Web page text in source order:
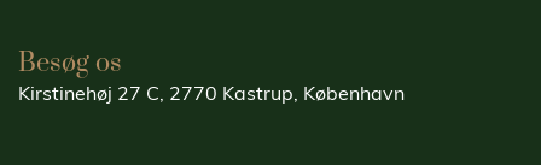
Besøg os
Kirstinehøj 27 C, 2770 Kastrup, København